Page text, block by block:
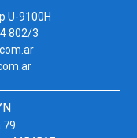
U-9100H
802/3
79